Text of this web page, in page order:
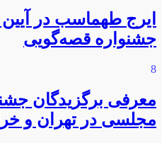
ایرج طهماسب در آیین
جشنواره قصه‌گویی
8
معرفی برگزیدگان
مجلسی در تهران و